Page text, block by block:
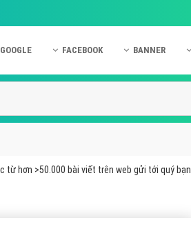
GOOGLE FACEBOOK BANNER
từ hơn >50.000 bài viết trên web gửi tới quý bạn